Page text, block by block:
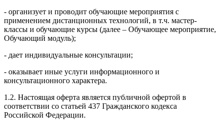
- организует и проводит обучающие мероприятия с
применением дистанционных технологий, в т.ч. мастер-
классы и обучающие курсы (далее – Обучающее мероприятие,
Обучающий модуль);
- дает индивидуальные консультации;
- оказывает иные услуги информационного и
консультационного характера.
1.2. Настоящая оферта является публичной офертой в
соответствии со статьей 437 Гражданского кодекса
Российской Федерации.